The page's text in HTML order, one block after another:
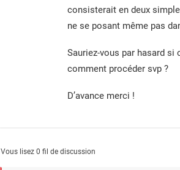
consisterait en deux
ne se posant même pas
Sauriez-vous par hasard
comment procéder svp ?
D’avance merci !
Vous lisez 0 fil de discussion